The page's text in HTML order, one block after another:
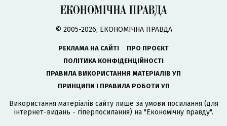
© 2005-2026, ЕКОНОМІЧНА ПРАВДА
РЕКЛАМА НА САЙТІ
ПРО ПРОЄКТ
ПОЛІТИКА КОНФІДЕНЦІЙНОСТІ
ПРАВИЛА ВИКОРИСТАННЯ МАТЕРІАЛІВ УП
ПРИНЦИПИ І ПРАВИЛА РОБОТИ УП
Використання матеріалів сайту лише за умови посилання (для
інтернет-видань - гіперпосилання) на "Економічну правду".